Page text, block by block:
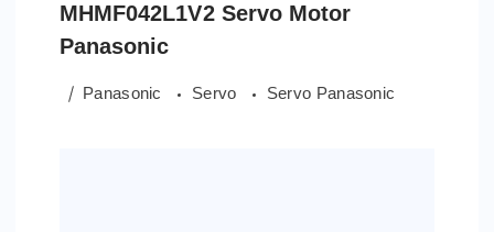
MHMF042L1V2 Servo Motor
Panasonic
Panasonic Servo Servo Panasonic